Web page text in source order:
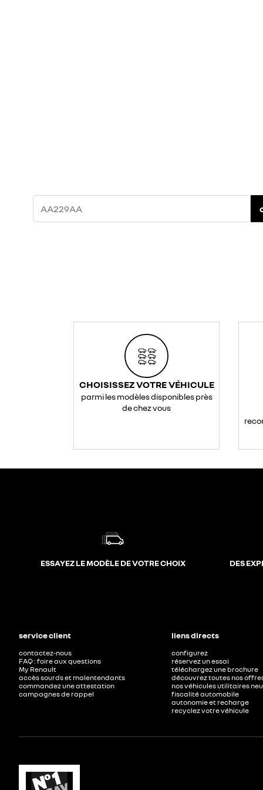
CHOISISSEZ VOTRE VÉHICULE
parmi les modèles disponibles près
de chez vous
ESSAYEZ LE MODÈLE DE VOTRE CHOIX DES
service client
contactez-nous
FAQ : foire aux questions
My Renault
accès sourds et malentendants
commandez une attestation
campagnes de rappel
liens directs
configurez
réservez un essai
téléchargez une brochure
découvrez toutes nos
nos véhicules utilitaires
fiscalité automobile
autonomie et recharge
recyclez votre véhicule